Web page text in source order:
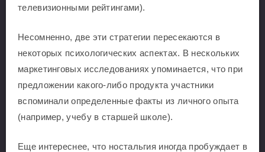
телевизионными рейтингами).
Несомненно, две эти стратегии пересекаются в
некоторых психологических аспектах. В нескольких
маркетинговых исследованиях упоминается, что при
предложении какого-либо продукта участники
вспоминали определенные факты из личного опыта
(например, учебу в старшей школе).
Еще интереснее, что ностальгия иногда пробуждает в